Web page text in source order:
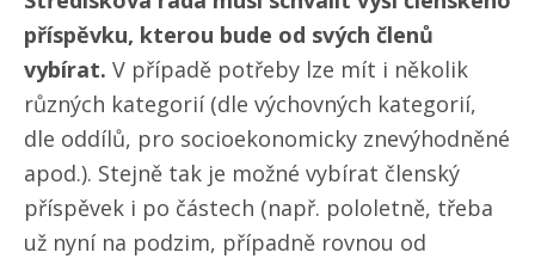
příspěvku, kterou bude od svých členů
vybírat. V případě potřeby lze mít i několik
různých kategorií (dle výchovných kategorií,
dle oddílů, pro socioekonomicky znevýhodněné
apod.). Stejně tak je možné vybírat členský
příspěvek i po částech (např. pololetně, třeba
už nyní na podzim, případně rovnou od